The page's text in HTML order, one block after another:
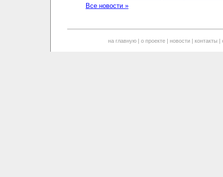
Все новости »
на главную| о проекте| новости| контакты |